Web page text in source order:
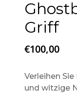
Griff
€100,00
Verleihen
und witzige